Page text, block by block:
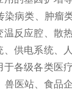
染病类、肿瘤
反应腔、散
供电系统、
于各级各类医
医站、食品